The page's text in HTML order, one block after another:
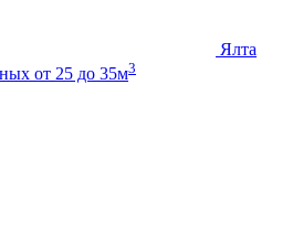
Ялта
от 25 до 35м3